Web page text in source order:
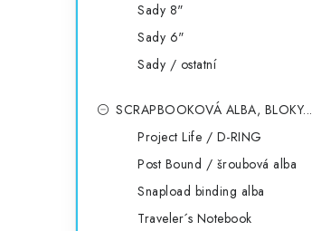
Sady 8"
Sady 6"
Sady / ostatní
SCRAPBOOKOVÁ ALBA, BLOKY...
Project Life / D-RING
Post Bound / šroubová alba
Snapload binding alba
Traveler´s Notebook